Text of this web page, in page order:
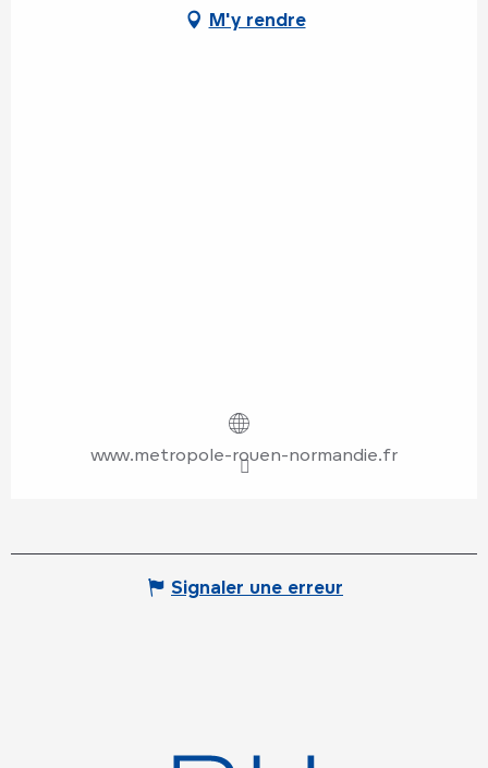
M'y rendre
www.metropole-rouen-normandie.fr
Signaler une erreur